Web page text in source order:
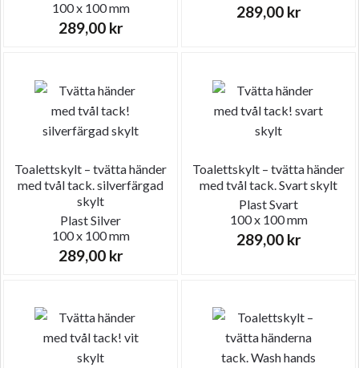
100 x 100 mm
289,00 kr
289,00 kr
Toalettskylt – tvätta händer
med tvål tack. silverfärgad
skylt
PlastSilver
100 x 100 mm
289,00 kr
Toalettskylt – tvätta händer
med tvål tack. Svart skylt
PlastSvart
100 x 100 mm
289,00 kr